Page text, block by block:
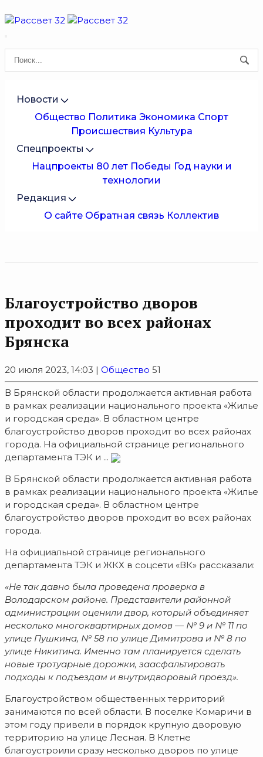
Новости
Общество Политика Экономика Спорт
Происшествия Культура
Спецпроекты
Нацпроекты 80 лет Победы Год науки и
технологии
Редакция
О сайте Обратная связь Коллектив
Благоустройство дворов
проходит во всех районах
Брянска
20 июля 2023, 14:03 | Общество 51
В Брянской области продолжается активная работа
в рамках реализации национального проекта «Жилье
и городская среда». В областном центре
благоустройство дворов проходит во всех районах
города. На официальной странице регионального
департамента ТЭК и ...
В Брянской области продолжается активная работа
в рамках реализации национального проекта «Жилье
и городская среда». В областном центре
благоустройство дворов проходит во всех районах
города.
На официальной странице регионального
департамента ТЭК и ЖКХ в соцсети «ВК» рассказали:
«Не так давно была проведена проверка в
Володарском районе. Представители районной
администрации оценили двор, который объединяет
несколько многоквартирных домов — № 9 и № 11 по
улице Пушкина, № 58 по улице Димитрова и № 8 по
улице Никитина. Именно там планируется сделать
новые тротуарные дорожки, заасфальтировать
подходы к подъездам и внутридворовый проезд».
Благоустройством общественных территорий
занимаются по всей области. В поселке Комаричи в
этом году привели в порядок крупную дворовую
территорию на улице Лесная. В Клетне
благоустроили сразу несколько дворов по улице